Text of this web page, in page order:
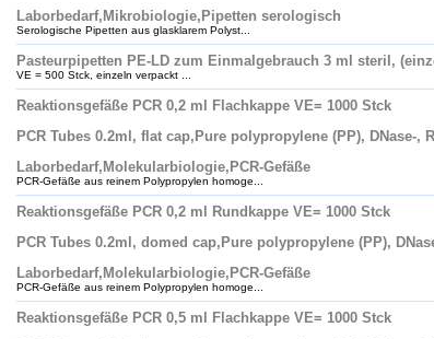
Laborbedarf,Mikrobiologie,Pipetten serologisch
Serologische Pipetten aus glasklarem Polyst...
Pasteurpipetten PE-LD zum Einmalgebrauch 3 ml steril,
VE = 500 Stck, einzeln verpackt ...
Reaktionsgefäße PCR 0,2 ml Flachkappe VE= 1000 Stck
PCR Tubes 0.2ml, flat cap,Pure polypropylene (PP), DNase-,
Laborbedarf,Molekularbiologie,PCR-Gefäße
PCR-Gefäße aus reinem Polypropylen homoge...
Reaktionsgefäße PCR 0,2 ml Rundkappe VE= 1000 Stck
PCR Tubes 0.2ml, domed cap,Pure polypropylene (PP),
Laborbedarf,Molekularbiologie,PCR-Gefäße
PCR-Gefäße aus reinem Polypropylen homoge...
Reaktionsgefäße PCR 0,5 ml Flachkappe VE= 1000 Stck